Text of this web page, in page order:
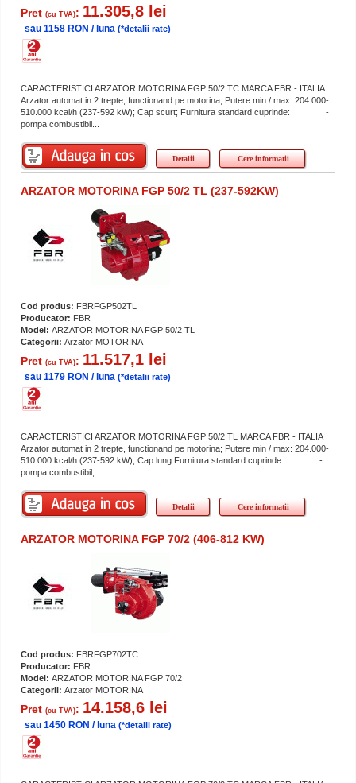
Pret (cu TVA): 11.305,8 lei
sau 1158 RON / luna (*detalii rate)
CARACTERISTICI ARZATOR MOTORINA FGP 50/2 TC MARCA FBR - ITALIA
Arzator automat in 2 trepte, functionand pe motorina; Putere min / max: 204.000-
510.000 kcal/h (237-592 kW); Cap scurt; Furnitura standard cuprinde: -
pompa combustibil...
Detalii Cere informatii
ARZATOR MOTORINA FGP 50/2 TL (237-592KW)
Cod produs: FBRFGP502TL
Producator: FBR
Model: ARZATOR MOTORINA FGP 50/2 TL
Categorii: Arzator MOTORINA
Pret (cu TVA): 11.517,1 lei
sau 1179 RON / luna (*detalii rate)
CARACTERISTICI ARZATOR MOTORINA FGP 50/2 TL MARCA FBR - ITALIA
Arzator automat in 2 trepte, functionand pe motorina; Putere min / max: 204.000-
510.000 kcal/h (237-592 kW); Cap lung Furnitura standard cuprinde: -
pompa combustibil; ...
Detalii Cere informatii
ARZATOR MOTORINA FGP 70/2 (406-812 KW)
Cod produs: FBRFGP702TC
Producator: FBR
Model: ARZATOR MOTORINA FGP 70/2
Categorii: Arzator MOTORINA
Pret (cu TVA): 14.158,6 lei
sau 1450 RON / luna (*detalii rate)